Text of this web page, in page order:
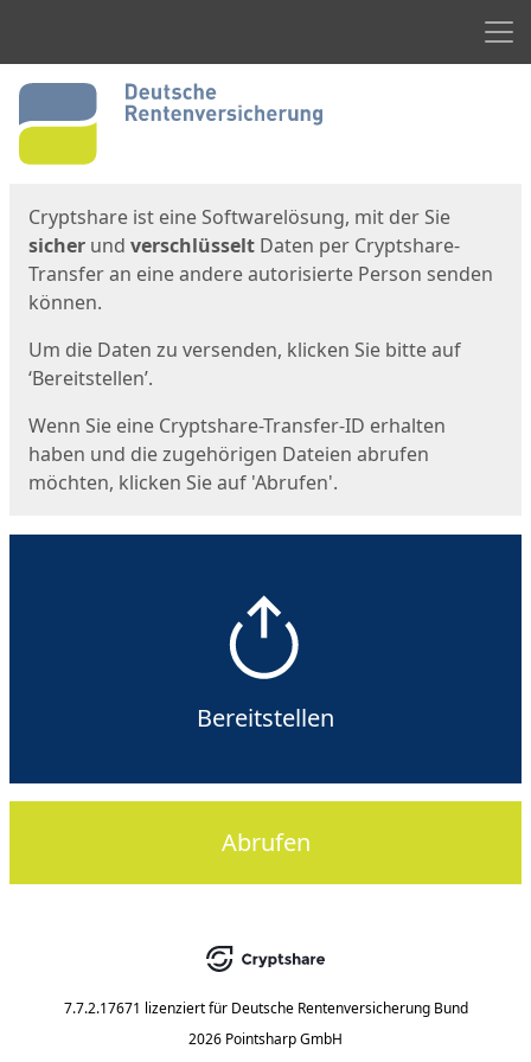
Start
Cryptshare ist eine Softwarelösung, mit der Sie
sicher und verschlüsselt Daten per Cryptshare-
Transfer an eine andere autorisierte Person senden
können.
Um die Daten zu versenden, klicken Sie bitte auf
‘Bereitstellen’.
Wenn Sie eine Cryptshare-Transfer-ID erhalten
haben und die zugehörigen Dateien abrufen
möchten, klicken Sie auf 'Abrufen'.
Bereitstellen
Abrufen
7.7.2.17671 lizenziert für Deutsche Rentenversicherung Bund
2026 Pointsharp GmbH